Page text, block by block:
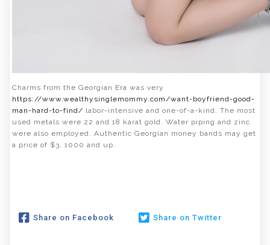
Charms from the Georgian Era was very
https://www.wealthysinglemommy.com/want-boyfriend-good-
man-hard-to-find/ labor-intensive and one-of-a-kind. The most
used metals were 22 and 18 karat gold. Water piping and zinc
were also employed. Authentic Georgian money bands may get
a price of $3, 1000 and up.
Share on Facebook Share on Twitter